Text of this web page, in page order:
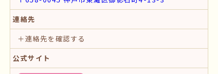
連絡先
＋連絡先を確認する
公式サイト